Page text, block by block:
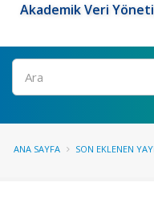
Akademik Veri
Ara
ANA SAYFA SON EKLENEN